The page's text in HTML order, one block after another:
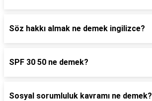
Söz hakkı almak ne demek ingilizce?
SPF 30 50 ne demek?
Sosyal sorumluluk kavramı ne demek?